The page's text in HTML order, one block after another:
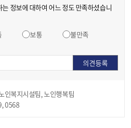
정보에 대하여 어느 정도 만족하셨습니
보통
불만족
인복지시설팀, 노인행복팀
0568